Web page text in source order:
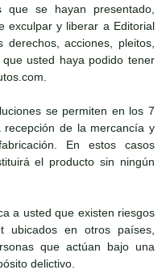
que se hayan presentado,
exculpar y liberar a Editorial
derechos, acciones, pleitos,
usted haya podido tener
se permiten en los 7
de la mercancía y
En estos casos
el producto sin ningún
a usted que existen riesgos
ubicados en otros países,
que actúan bajo una
delictivo.